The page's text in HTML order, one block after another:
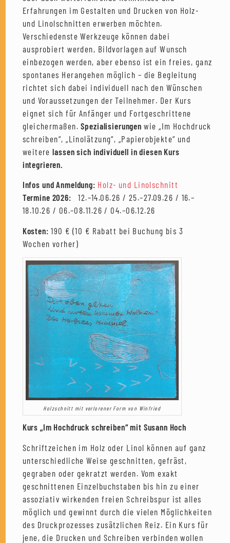
Erfahrungen im Gestalten und Drucken von Holz-
und Linolschnitten erwerben möchten.
Verschiedenste Werkzeuge können dabei
ausprobiert werden, Bildvorlagen auf Wunsch
einbezogen werden, aber ebenso ist ein freies, ganz
spontanes Herangehen möglich – die Begleitung
richtet sich dabei individuell nach den Wünschen
und Voraussetzungen der Teilnehmer. Der Kurs
eignet sich für Anfänger und Fortgeschrittene
gleichermaßen.Spezialisierungen wie „Im Hochdruck
schreiben“, „Linolätzung“, „Papierobjekte“ und
weiterelassen sich individuell in diesen Kurs
integrieren.
Infos und Anmeldung: Holz- und Linolschnitt
Termine 2026: 12.–14.06.26 / 25.–27.09.26 / 16.–
18.10.26 / 06.–08.11.26 / 04.–06.12.26
Kosten: 190 € (10 € Rabatt bei Buchung bis 3
Wochen vorher)
Holzschnitt mit verlorener Form von Winfried
Kurs „Im Hochdruck schreiben“ mit Susann Hoch
Schriftzeichen im Holz oder Linol können auf ganz
unterschiedliche Weise geschnitten, gefräst,
gegraben oder gekratzt werden. Vom exakt
geschnittenen Einzelbuchstaben bis hin zu einer
assoziativ wirkenden freien Schreibspur ist alles
möglich und gewinnt durch die vielen Möglichkeiten
des Druckprozesses zusätzlichen Reiz. Ein Kurs für
jene, die Drucken und Schreiben verbinden wollen